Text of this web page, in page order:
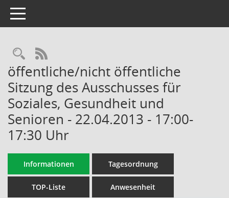
Toggle navigation
Rechercheauswahl
RSS-Feed
öffentliche/nicht öffentliche
Sitzung des Ausschusses für
Soziales, Gesundheit und
Senioren - 22.04.2013 - 17:00-
17:30 Uhr
Informationen Tagesordnung
TOP-Liste Anwesenheit